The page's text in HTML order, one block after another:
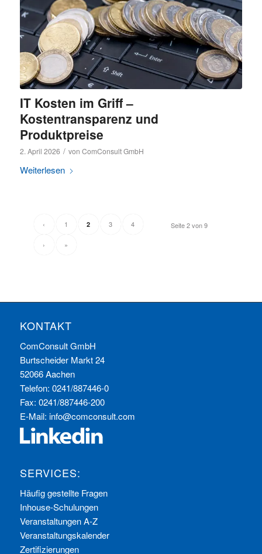
IT Kosten im Griff –
Kostentransparenz und
Produktpreise
2. April 2026 / von ComConsult GmbH
Weiterlesen
Seite 2 von 9
‹ 1 2 3 4
› »
KONTAKT
ComConsult GmbH
Burtscheider Markt 24
52066 Aachen
Telefon: 0241/887446-0
Fax: 0241/887446-200
E-Mail: info@comconsult.com
SERVICES:
Häufig gestellte Fragen
Inhouse-Schulungen
Veranstaltungen A-Z
Veranstaltungskalender
Zertifizierungen